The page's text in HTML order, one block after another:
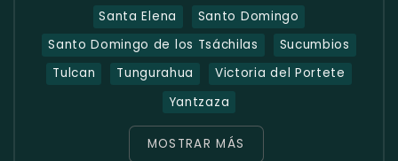
Santa Elena
Santo Domingo
Santo Domingo de los Tsáchilas
Sucumbios
Tulcan
Tungurahua
Victoria del Portete
Yantzaza
MOSTRAR MÁS